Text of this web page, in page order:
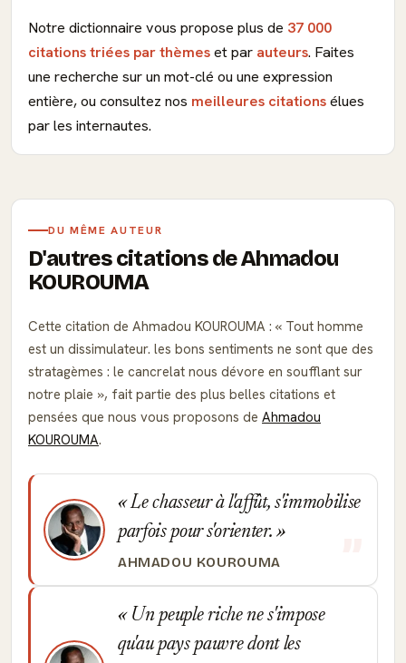
Notre dictionnaire vous propose plus de 37 000
citations triées par thèmeset par auteurs. Faites
une recherche sur un mot-clé ou une expression
entière, ou consultez nos meilleures citationsélues
par les internautes.
DU MÊME AUTEUR
D'autres citations de Ahmadou
KOUROUMA
Cette citation de Ahmadou KOUROUMA :
Tout homme
est un dissimulateur. les bons sentiments ne sont que des
stratagèmes : le cancrelat nous dévore en soufflant sur
notre plaie
, fait partie des plus belles citations et
pensées que nous vous proposons de Ahmadou
KOUROUMA.
Le chasseur à l'affût, s'immobilise
parfois pour s'orienter.
AHMADOU KOUROUMA
Un peuple riche ne s'impose
qu'au pays pauvre dont les